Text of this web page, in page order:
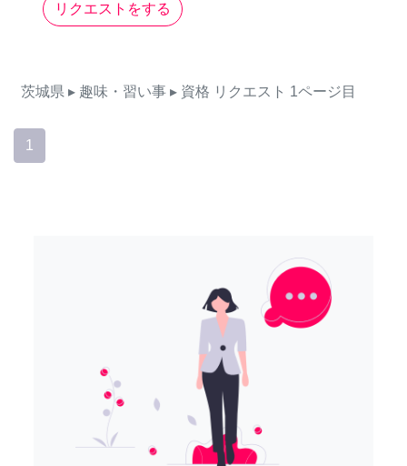
リクエストをする
茨城県 ▸ 趣味・習い事 ▸ 資格 リクエスト 1ページ目
1